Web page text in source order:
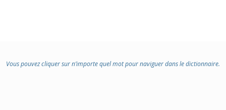
Vous pouvez cliquer sur n’importe quel mot pour naviguer dans le dictionnaire.